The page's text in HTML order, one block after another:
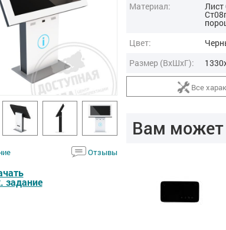
Отзывы
задание
Материал: Лист
Цвет:
Размер (ВxШxГ):
Все
Вам может